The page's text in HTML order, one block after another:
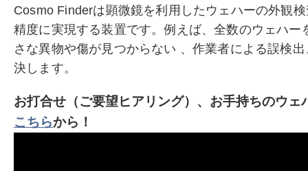
Cosmo Finderは顕微鏡を利用したウェハーの外観
精度に実現する装置です。例えば、全数のウェハ
さな異物や傷が見つからない 、作業者による誤検
決します。
お打合せ（ご要望ヒアリング）、お手持ちのウ
こちらから！